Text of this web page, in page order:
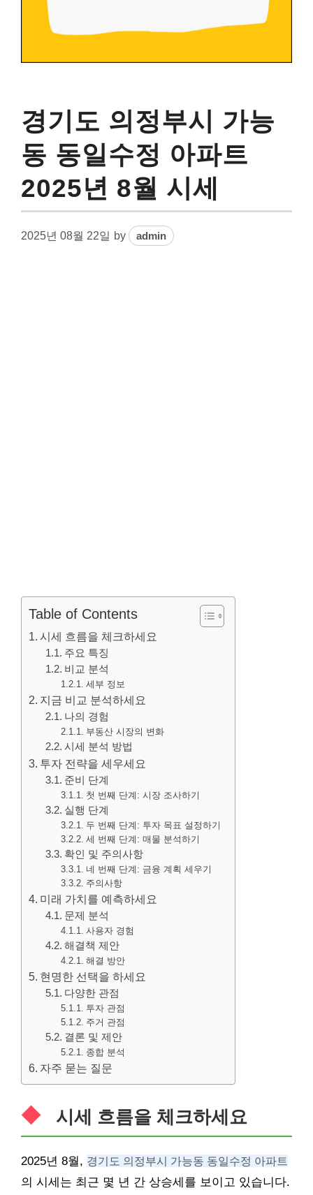
경기도 의정부시 가능
동 동일수정 아파트
2025년 8월 시세
2025년 08월 22일 by admin
Table of Contents
시세 흐름을 체크하세요
주요 특징
비교 분석
세부 정보
지금 비교 분석하세요
나의 경험
부동산 시장의 변화
시세 분석 방법
투자 전략을 세우세요
준비 단계
첫 번째 단계: 시장 조사하기
실행 단계
두 번째 단계: 투자 목표 설정하기
세 번째 단계: 매물 분석하기
확인 및 주의사항
네 번째 단계: 금융 계획 세우기
주의사항
미래 가치를 예측하세요
문제 분석
사용자 경험
해결책 제안
해결 방안
현명한 선택을 하세요
다양한 관점
투자 관점
주거 관점
결론 및 제안
종합 분석
자주 묻는 질문
시세 흐름을 체크하세요
2025년 8월, 경기도 의정부시 가능동 동일수정 아파트
의 시세는 최근 몇 년 간 상승세를 보이고 있습니다.